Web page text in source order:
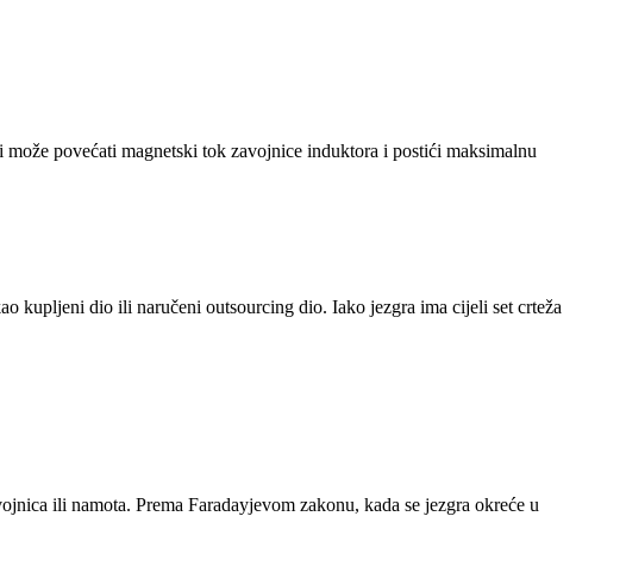
povećati magnetski tok zavojnice induktora i postići maksimalnu
kupljeni dio ili naručeni outsourcing dio. Iako jezgra ima cijeli set crteža
ili namota. Prema Faradayjevom zakonu, kada se jezgra okreće u